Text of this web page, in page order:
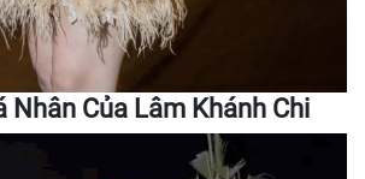
Nhân Của Lâm Khánh Chi